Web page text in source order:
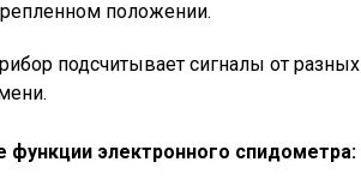
положении.
подсчитывает сигналы от разных
электронного спидометра: